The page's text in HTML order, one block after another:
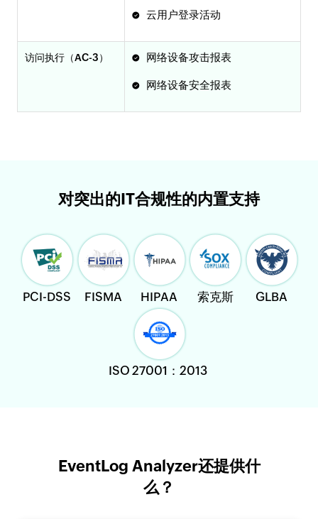
云用户登录活动
访问执行（AC-3） 网络设备攻击报表
网络设备安全报表
对突出的IT合规性的内置支持
PCI-DSS FISMA HIPAA 索克斯 GLBA
ISO 27001：2013
EventLog Analyzer还提供什
么？